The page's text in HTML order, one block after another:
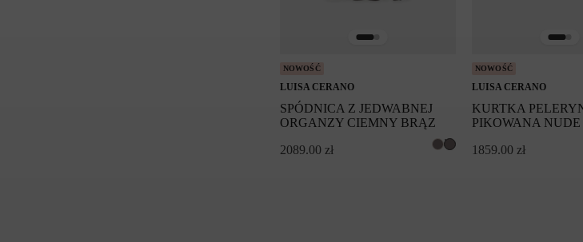
NOWOŚĆ
LUISA CERANO
SPÓDNICA Z JEDWABNEJ
ORGANZY CIEMNY BRĄZ
2089.00 zł
NOWOŚĆ
LUISA CERANO
KURTKA
PIKOWANA NUDE
1859.00 zł